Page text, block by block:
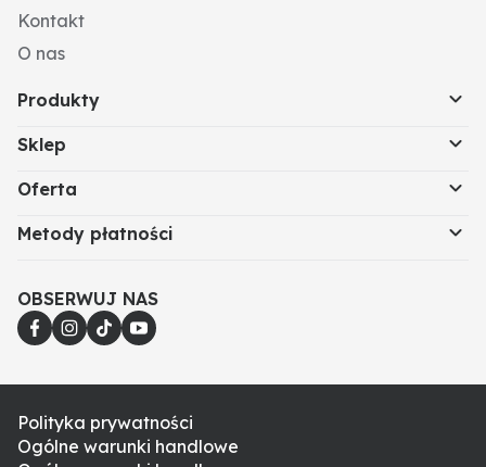
Kontakt
O nas
Produkty
Sklep
Oferta
Metody płatności
OBSERWUJ NAS
Polityka prywatności
Ogólne warunki handlowe